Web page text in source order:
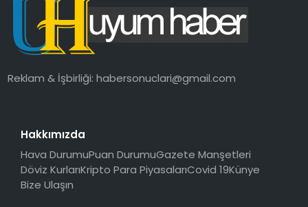
SAĞLIK
MAGAZIN
Reklam & İşbirliği:habersonuclari@gmail.com
Hakkımızda
Hava DurumuPuan DurumuGazete Manşetleri
Döviz KurlarıKripto Para PiyasalarıCovid 19Künye
Bize Ulaşın